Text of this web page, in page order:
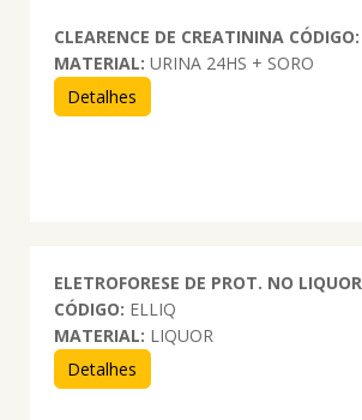
CLEARENCE DE CREATININA CÓDIGO:
MATERIAL: URINA 24HS + SORO
Detalhes
ELETROFORESE DE PROT. NO LIQUOR
CÓDIGO: ELLIQ
MATERIAL: LIQUOR
Detalhes